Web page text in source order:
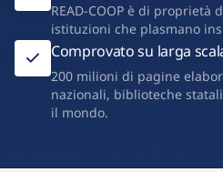
READ-COOP è di
istituzioni che plasmano
Comprovato su larga
200 milioni di pagine
nazionali, biblioteche
il mondo.